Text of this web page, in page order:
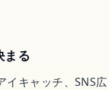
まる
イキャッチ、SNS広